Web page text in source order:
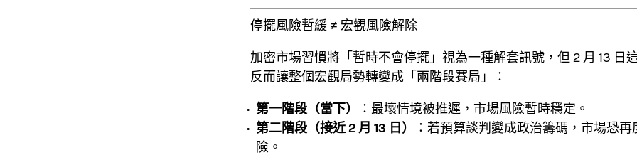
停擺風險暫緩 ≠ 宏觀風險解除
加密市場習慣將「暫時不會停擺」視為一種解套訊號，但 2 月 13 日
反而讓整個宏觀局勢轉變成「兩階段賽局」：
第一階段（當下）
：最壞情境被推遲，市場風險暫時穩定。
第二階段（接近 2 月 13 日）
：若預算談判變成政治籌碼，市場恐再
險。